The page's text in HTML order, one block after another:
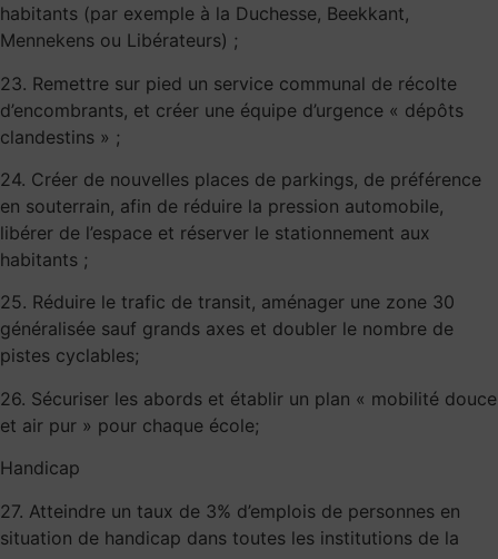
habitants (par exemple à la Duchesse, Beekkant,
Mennekens ou Libérateurs) ;
23. Remettre sur pied un service communal de récolte
d’encombrants, et créer une équipe d’urgence « dépôts
clandestins » ;
24. Créer de nouvelles places de parkings, de préférence
en souterrain, afin de réduire la pression automobile,
libérer de l’espace et réserver le stationnement aux
habitants ;
25. Réduire le trafic de transit, aménager une zone 30
généralisée sauf grands axes et doubler le nombre de
pistes cyclables;
26. Sécuriser les abords et établir un plan « mobilité douce
et air pur » pour chaque école;
Handicap
27. Atteindre un taux de 3% d’emplois de personnes en
situation de handicap dans toutes les institutions de la